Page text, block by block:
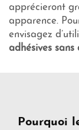
apprécieront
apparence.
envisagez
adhésives sans
Pourquoi